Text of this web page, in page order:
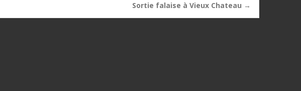
Sortie falaise à Vieux Chateau →